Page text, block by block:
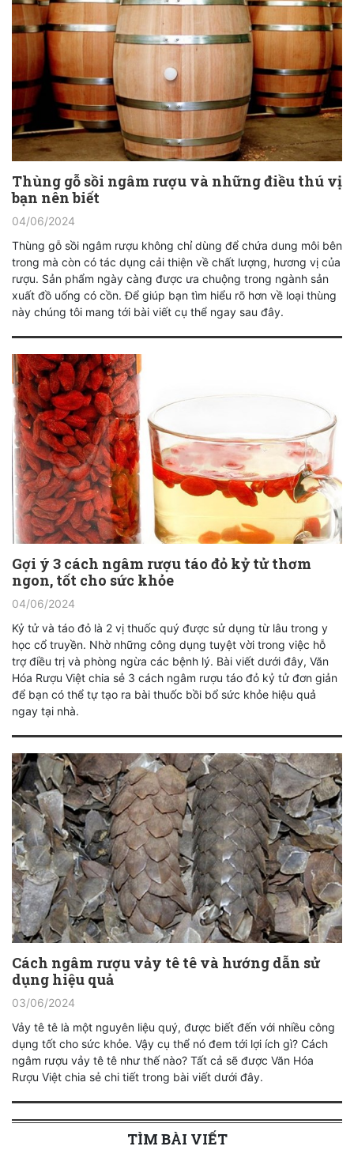
Thùng gỗ sồi ngâm rượu và những điều thú vị
bạn nên biết
04/06/2024
Thùng gỗ sồi ngâm rượu không chỉ dùng để chứa dung môi bên
trong mà còn có tác dụng cải thiện về chất lượng, hương vị của
rượu. Sản phẩm ngày càng được ưa chuộng trong ngành sản
xuất đồ uống có cồn. Để giúp bạn tìm hiểu rõ hơn về loại thùng
này chúng tôi mang tới bài viết cụ thể ngay sau đây.
Gợi ý 3 cách ngâm rượu táo đỏ kỷ tử thơm
ngon, tốt cho sức khỏe
04/06/2024
Kỷ tử và táo đỏ là 2 vị thuốc quý được sử dụng từ lâu trong y
học cổ truyền. Nhờ những công dụng tuyệt vời trong việc hỗ
trợ điều trị và phòng ngừa các bệnh lý. Bài viết dưới đây, Văn
Hóa Rượu Việt chia sẻ 3 cách ngâm rượu táo đỏ kỷ tử đơn giản
để bạn có thể tự tạo ra bài thuốc bồi bổ sức khỏe hiệu quả
ngay tại nhà.
Cách ngâm rượu vảy tê tê và hướng dẫn sử
dụng hiệu quả
03/06/2024
Vảy tê tê là một nguyên liệu quý, được biết đến với nhiều công
dụng tốt cho sức khỏe. Vậy cụ thể nó đem tới lợi ích gì? Cách
ngâm rượu vảy tê tê như thế nào? Tất cả sẽ được Văn Hóa
Rượu Việt chia sẻ chi tiết trong bài viết dưới đây.
TÌM BÀI VIẾT